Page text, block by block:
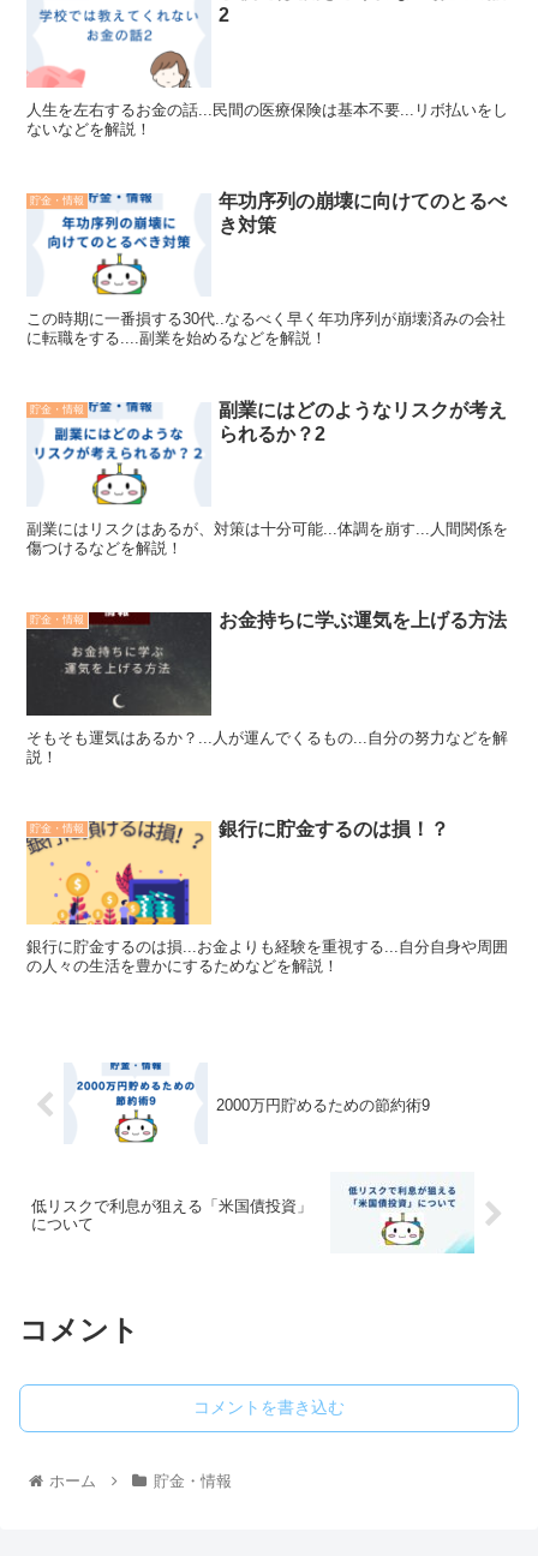
2
人生を左右するお金の話...民間の医療保険は基本不要...リボ払いをし
ないなどを解説！
貯金・情報
年功序列の崩壊に向けてのとるべ
き対策
この時期に一番損する30代..なるべく早く年功序列が崩壊済みの会社
に転職をする....副業を始めるなどを解説！
貯金・情報
副業にはどのようなリスクが考え
られるか？2
副業にはリスクはあるが、対策は十分可能...体調を崩す...人間関係を
傷つけるなどを解説！
貯金・情報 お金持ちに学ぶ運気を上げる方法
そもそも運気はあるか？...人が運んでくるもの...自分の努力などを解
説！
貯金・情報 銀行に貯金するのは損！？
銀行に貯金するのは損...お金よりも経験を重視する...自分自身や周囲
の人々の生活を豊かにするためなどを解説！
2000万円貯めるための節約術9
低リスクで利息が狙える「米国債投資」
について
コメント
コメントを書き込む
ホーム 貯金・情報